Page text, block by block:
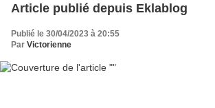
Article publié depuis Eklablog
Publié le 30/04/2023 à 20:55
Par Victorienne